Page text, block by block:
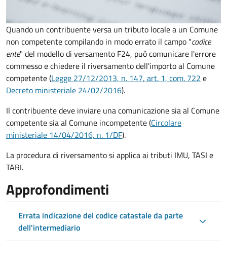
Quando un contribuente versa un tributo locale a un Comune
non competente compilando in modo errato il campo "codice
ente" del modello di versamento F24, può comunicare l'errore
commesso e chiedere il riversamento dell'importo al Comune
competente (Legge 27/12/2013, n. 147, art. 1, com. 722 e
Decreto ministeriale 24/02/2016).
Il contribuente deve inviare una comunicazione sia al Comune
competente sia al Comune incompetente (Circolare
ministeriale 14/04/2016, n. 1/DF).
La procedura di riversamento si applica ai tributi IMU, TASI e
TARI.
Approfondimenti
Errata indicazione del codice catastale da parte
dell'intermediario